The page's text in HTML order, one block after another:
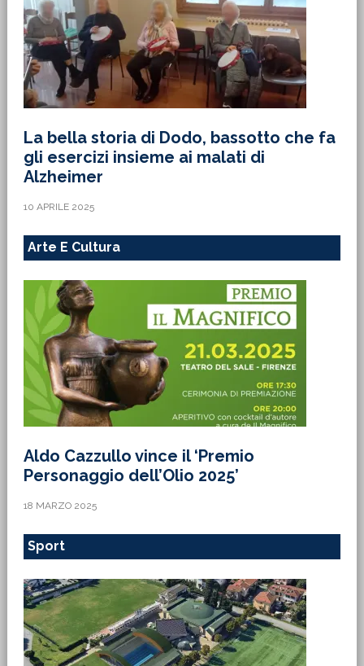
La bella storia di Dodo, bassotto che fa
gli esercizi insieme ai malati di
Alzheimer
10 APRILE 2025
Arte E Cultura
Aldo Cazzullo vince il ‘Premio
Personaggio dell’Olio 2025’
18 MARZO 2025
Sport